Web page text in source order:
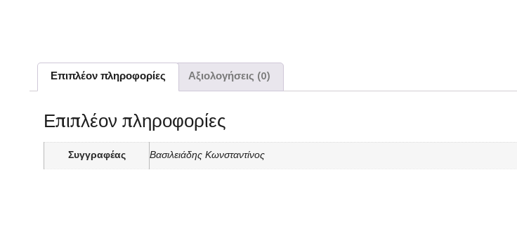
Επιπλέον πληροφορίες Αξιολογήσεις (0)
Επιπλέον πληροφορίες
Συγγραφέας Βασιλειάδης Κωνσταντίνος